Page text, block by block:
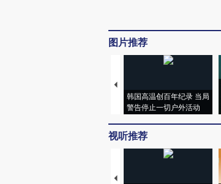
图片推荐
韩国高温创百年纪录 当局
警告停止一切户外活动
视听推荐